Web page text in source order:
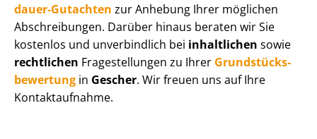
dau­er-Gutachten zur Anhebung Ihrer möglichen
Abschreibungen. Darüber hinaus beraten wir Sie
kostenlos und unverbindlich bei inhaltlichen sowie
rechtlichen Fragestellungen zu Ihrer Grund­stücks­
be­wer­tung in Gescher. Wir freuen uns auf Ihre
Kontaktaufnahme.